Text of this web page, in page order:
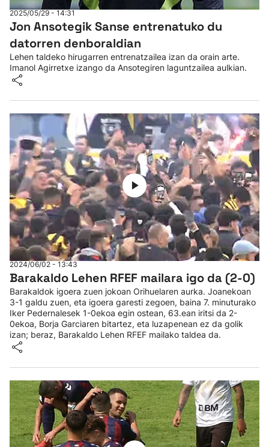
2025/05/29 - 14:31
Jon Ansotegik Sanse entrenatuko du
datorren denboraldian
Lehen taldeko hirugarren entrenatzailea izan da orain arte.
Imanol Agirretxe izango da Ansotegiren laguntzailea aulkian.
2024/06/02 - 13:43
Barakaldo Lehen RFEF mailara igo da (2-0)
Barakaldok igoera zuen jokoan Orihuelaren aurka. Joanekoan
3-1 galdu zuen, eta igoera garesti zegoen, baina 7. minuturako
Iker Pedernalesek 1-0ekoa egin ostean, 63.ean iritsi da 2-
0ekoa, Borja Garciaren bitartez, eta luzapenean ez da golik
izan; beraz, Barakaldo Lehen RFEF mailako taldea da.